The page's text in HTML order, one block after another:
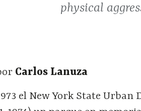
physical
Carlos Lanuza
el New York State